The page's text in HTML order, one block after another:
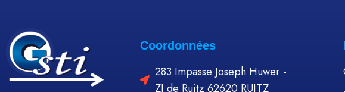
Coordonnées
283 Impasse Joseph Huwer -
ZI de Ruitz 62620 RUITZ